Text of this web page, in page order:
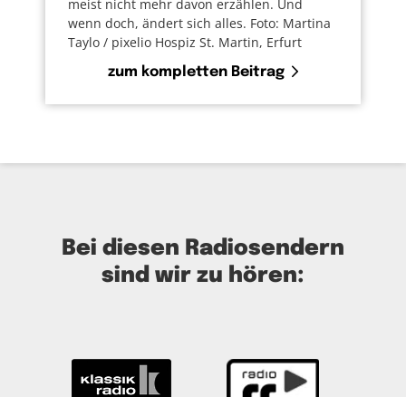
meist nicht mehr davon erzählen. Und
wenn doch, ändert sich alles. Foto: Martina
Taylo / pixelio Hospiz St. Martin, Erfurt
zum kompletten Beitrag
Bei diesen Radiosendern
sind wir zu hören: